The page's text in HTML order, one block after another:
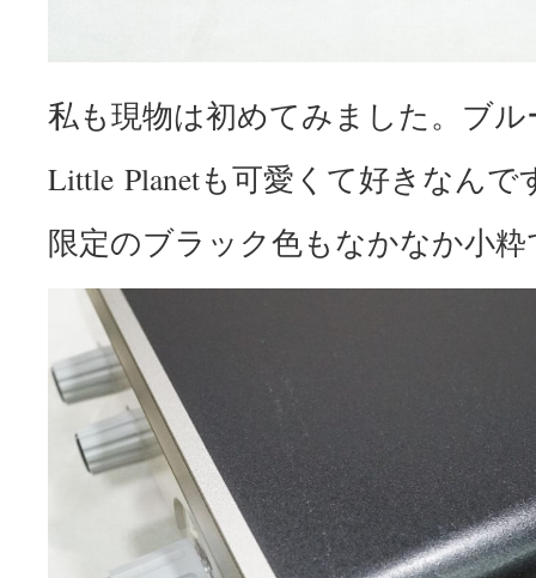
私も現物は初めてみました。ブ
Little Planetも可愛くて好きなんで
限定のブラック色もなかなか小